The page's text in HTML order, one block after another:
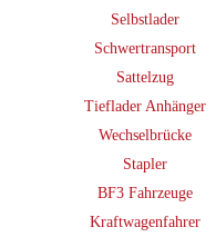
Selbstlader
Schwertransport
Sattelzug
Tieflader Anhänger
Wechselbrücke
Stapler
BF3 Fahrzeuge
Kraftwagenfahrer